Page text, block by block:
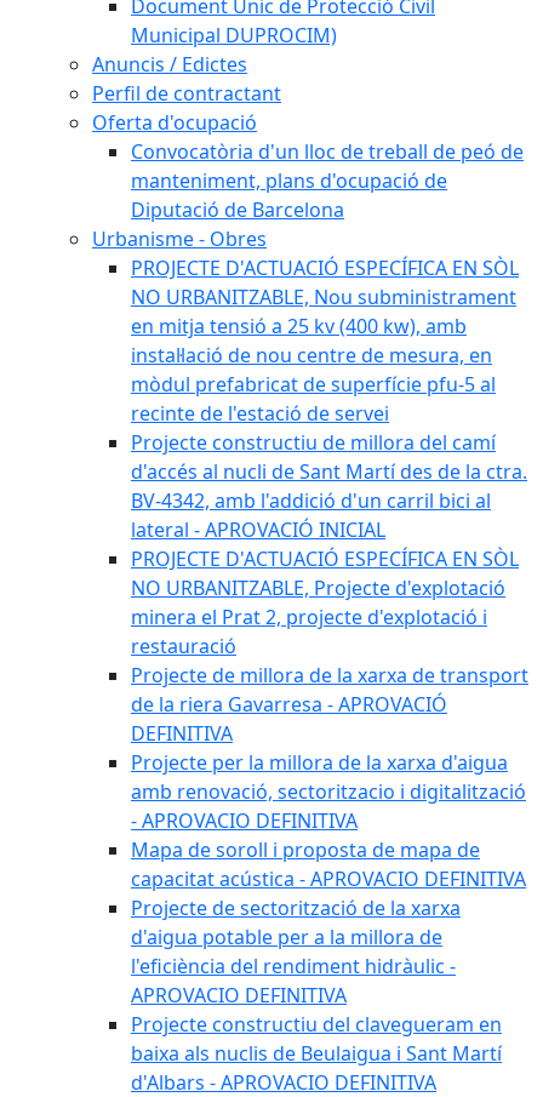
Document Únic de Protecció Civil
Municipal DUPROCIM)
Anuncis / Edictes
Perfil de contractant
Oferta d'ocupació
Convocatòria d'un lloc de treball de peó de
manteniment, plans d'ocupació de
Diputació de Barcelona
Urbanisme - Obres
PROJECTE D'ACTUACIÓ ESPECÍFICA EN SÒL
NO URBANITZABLE, Nou subministrament
en mitja tensió a 25 kv (400 kw), amb
instal·lació de nou centre de mesura, en
mòdul prefabricat de superfície pfu-5 al
recinte de l'estació de servei
Projecte constructiu de millora del camí
d'accés al nucli de Sant Martí des de la ctra.
BV-4342, amb l'addició d'un carril bici al
lateral - APROVACIÓ INICIAL
PROJECTE D'ACTUACIÓ ESPECÍFICA EN SÒL
NO URBANITZABLE, Projecte d'explotació
minera el Prat 2, projecte d'explotació i
restauració
Projecte de millora de la xarxa de transport
de la riera Gavarresa - APROVACIÓ
DEFINITIVA
Projecte per la millora de la xarxa d'aigua
amb renovació, sectoritzacio i digitalització
- APROVACIO DEFINITIVA
Mapa de soroll i proposta de mapa de
capacitat acústica - APROVACIO DEFINITIVA
Projecte de sectorització de la xarxa
d'aigua potable per a la millora de
l'eficiència del rendiment hidràulic -
APROVACIO DEFINITIVA
Projecte constructiu del clavegueram en
baixa als nuclis de Beulaigua i Sant Martí
d'Albars - APROVACIO DEFINITIVA